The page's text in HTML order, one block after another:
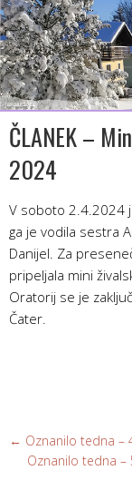
ČLANEK –
2024
V soboto 2.4.2024
ga je vodila sestra
Danijel. Za
pripeljala mini
Oratorij se je
Čater.
← Oznanilo tedna –
Oznanilo tedna –